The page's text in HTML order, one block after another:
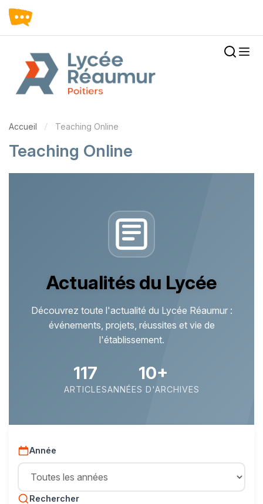
Accueil Teaching Online
Teaching Online
Actualités du Lycée
Découvrez toute l'actualité du Lycée Réaumur :
événements, projets, réussites et vie de
l'établissement.
117
ARTICLES
10+
ANNÉES D'ARCHIVES
Année
Rechercher